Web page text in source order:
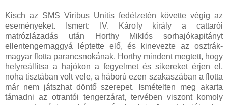
Kisch az SMS Viribus Unitis fedélzetén követte végig az
eseményeket. Ismert: IV. Károly király a cattarói
matrózlázadás után Horthy Miklós sorhajókapitányt
ellentengernaggyá léptette elő, és kinevezte az osztrák-
magyar flotta parancsnokának. Horthy mindent megtett, hogy
helyreállítsa a hajókon a fegyelmet és sikereket érjen el,
noha tisztában volt vele, a háború ezen szakaszában a flotta
már nem játszhat döntő szerepet. Ismételten meg akarta
támadni az otrantói tengerzárat, tervében viszont komoly